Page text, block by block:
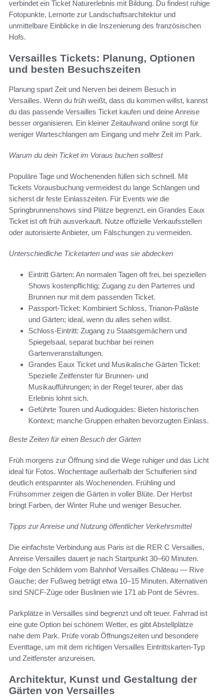
verbindet ein Ticket Naturerlebnis mit Bildung. Du findest ruhige
Fotopunkte, Lernorte zur Landschaftsarchitektur und
unmittelbare Einblicke in die Inszenierung des französischen
Hofs.
Versailles Tickets: Planung, Optionen
und besten Besuchszeiten
Planung spart Zeit und Nerven bei deinem Besuch in
Versailles. Wenn du früh weißt, dass du kommen willst, kannst
du das passende Versailles Ticket kaufen und deine Anreise
besser organisieren. Ein kleiner Zeitaufwand online sorgt für
weniger Warteschlangen am Eingang und mehr Zeit im Park.
Warum du dein Ticket im Voraus buchen solltest
Populäre Tage und Wochenenden füllen sich schnell. Mit
Tickets Vorausbuchung vermeidest du lange Schlangen und
sicherst dir feste Einlasszeiten. Für Events wie die
Springbrunnenshows sind Plätze begrenzt, ein Grandes Eaux
Ticket ist oft früh ausverkauft. Nutze offizielle Verkaufsstellen
oder autorisierte Anbieter, um Fälschungen zu vermeiden.
Unterschiedliche Ticketarten und was sie abdecken
Eintritt Gärten: An normalen Tagen oft frei, bei speziellen
Shows kostenpflichtig; Zugang zu den Parterres und
Brunnen nur mit dem passenden Ticket.
Passport-Ticket: Kombiniert Schloss, Trianon-Paläste
und Gärten; ideal, wenn du alles sehen willst.
Schloss-Eintritt: Zugang zu Staatsgemächern und
Spiegelsaal, separat buchbar bei reinen
Gartenveranstaltungen.
Grandes Eaux Ticket und Musikalische Gärten Ticket:
Spezielle Zeitfenster für Brunnen- und
Musikaufführungen; in der Regel teurer, aber das
Erlebnis lohnt sich.
Geführte Touren und Audioguides: Bieten historischen
Kontext; manche Gruppen erhalten bevorzugten Einlass.
Beste Zeiten für einen Besuch der Gärten
Früh morgens zur Öffnung sind die Wege ruhiger und das Licht
ideal für Fotos. Wochentage außerhalb der Schulferien sind
deutlich entspannter als Wochenenden. Frühling und
Frühsommer zeigen die Gärten in voller Blüte. Der Herbst
bringt Farben, der Winter Ruhe und weniger Besucher.
Tipps zur Anreise und Nutzung öffentlicher Verkehrsmittel
Die einfachste Verbindung aus Paris ist die RER C Versailles,
Anreise Versailles dauert je nach Startpunkt 30–60 Minuten.
Folge den Schildern vom Bahnhof Versailles Château — Rive
Gauche; der Fußweg beträgt etwa 10–15 Minuten. Alternativen
sind SNCF-Züge oder Buslinien wie 171 ab Pont de Sèvres.
Parkplätze in Versailles sind begrenzt und oft teuer. Fahrrad ist
eine gute Option bei schönem Wetter, es gibt Abstellplätze
nahe dem Park. Prüfe vorab Öffnungszeiten und besondere
Eventtage, um mit dem richtigen Versailles Eintrittskarten-Typ
und Zeitfenster anzureisen.
Architektur, Kunst und Gestaltung der
Gärten von Versailles